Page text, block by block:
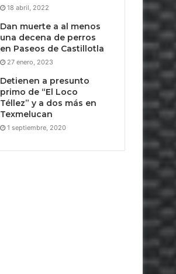
18 abril, 2022
Dan muerte a al menos
una decena de perros
en Paseos de Castillotla
27 enero, 2023
Detienen a presunto
primo de “El Loco
Téllez” y a dos más en
Texmelucan
1 septiembre, 2020